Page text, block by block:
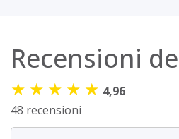
Recensioni
★ ★ ★ ★ ★ 4,96
48 recensioni